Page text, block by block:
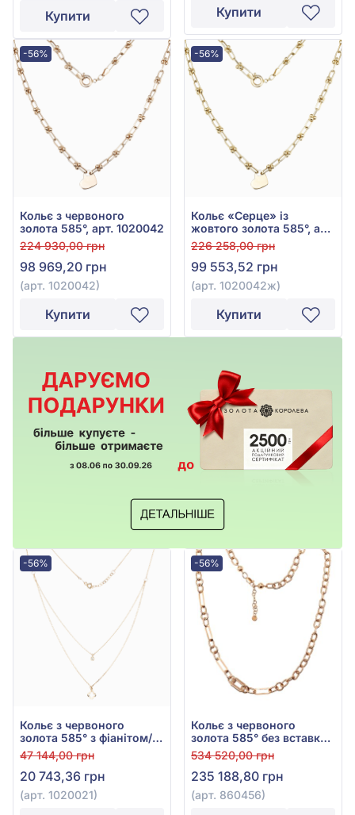
Купити Купити
-56%
Кольє з червоного
золота 585°, арт. 1020042
224 930,00 грн
98 969,20 грн
(арт. 1020042)
Купити
-56%
Кольє «Серце» із
жовтого золота 585°, арт.
1020042ж
226 258,00 грн
99 553,52 грн
(арт. 1020042ж)
Купити
-56%
Кольє з червоного
золота 585° з фіанітом/
куб.цирконієм, арт.
1020021
47 144,00 грн
20 743,36 грн
(арт. 1020021)
-56%
Кольє з червоного
золота 585° без вставки,
арт. 860456
534 520,00 грн
235 188,80 грн
(арт. 860456)